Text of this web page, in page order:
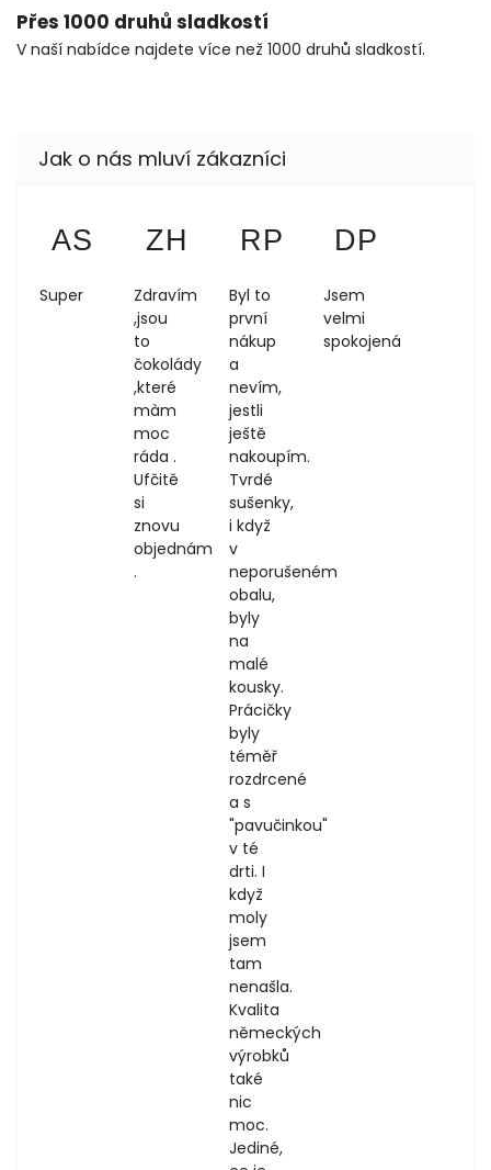
Přes 1000 druhů sladkostí
V naší nabídce najdete více než 1000 druhů sladkostí.
AS
Super
ZH
Zdravím
,jsou
to
čokolády
,které
màm
moc
ráda .
Ufčitě
si
znovu
objednám
.
RP
Byl to
první
nákup
a
nevím,
jestli
ještě
nakoupím.
Tvrdé
sušenky,
i když
v
neporušeném
obalu,
byly
na
malé
kousky.
Prácičky
byly
téměř
rozdrcené
a s
"pavučinkou"
v té
drti. I
když
moly
jsem
tam
nenašla.
Kvalita
německých
výrobků
také
nic
moc.
Jediné,
DP
Jsem
velmi
spokojená